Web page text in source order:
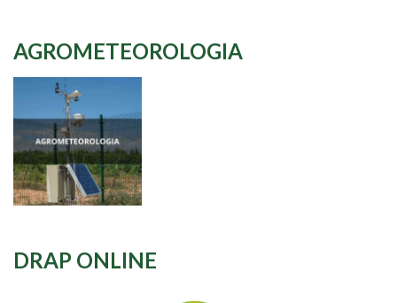
AGROMETEOROLOGIA
DRAP ONLINE